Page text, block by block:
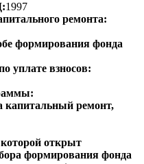
1997
ремонта:
формирования фонда
уплате взносов:
капитальный ремонт,
открыт
формирования фонда